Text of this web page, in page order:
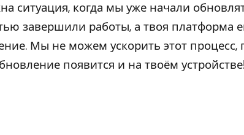
ситуация, когда мы уже начали
завершили работы, а твоя платформа
Мы не можем ускорить этот
появится и на твоём устройстве!